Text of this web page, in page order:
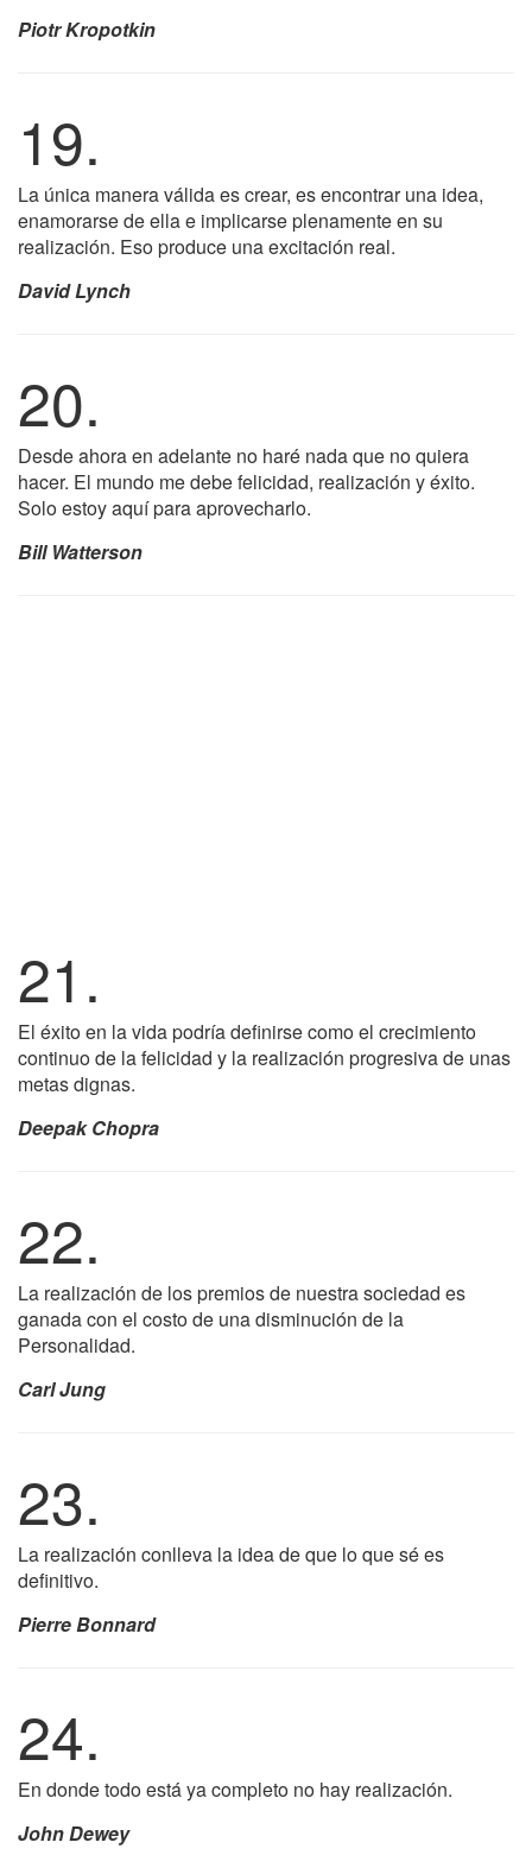
Piotr Kropotkin
19.
La única manera válida es crear, es encontrar una idea,
enamorarse de ella e implicarse plenamente en su
realización. Eso produce una excitación real.
David Lynch
20.
Desde ahora en adelante no haré nada que no quiera
hacer. El mundo me debe felicidad, realización y éxito.
Solo estoy aquí para aprovecharlo.
Bill Watterson
21.
El éxito en la vida podría definirse como el crecimiento
continuo de la felicidad y la realización progresiva de unas
metas dignas.
Deepak Chopra
22.
La realización de los premios de nuestra sociedad es
ganada con el costo de una disminución de la
Personalidad.
Carl Jung
23.
La realización conlleva la idea de que lo que sé es
definitivo.
Pierre Bonnard
24.
En donde todo está ya completo no hay realización.
John Dewey